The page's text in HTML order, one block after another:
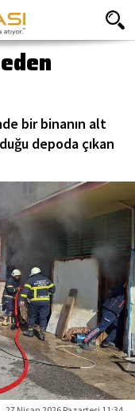
bir binanın alt
depoda çıkan